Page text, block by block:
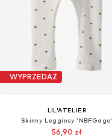
WYPRZEDAŻ
LIL'ATELIER
Skinny Legginsy 'NBFGago'
56,90 zł